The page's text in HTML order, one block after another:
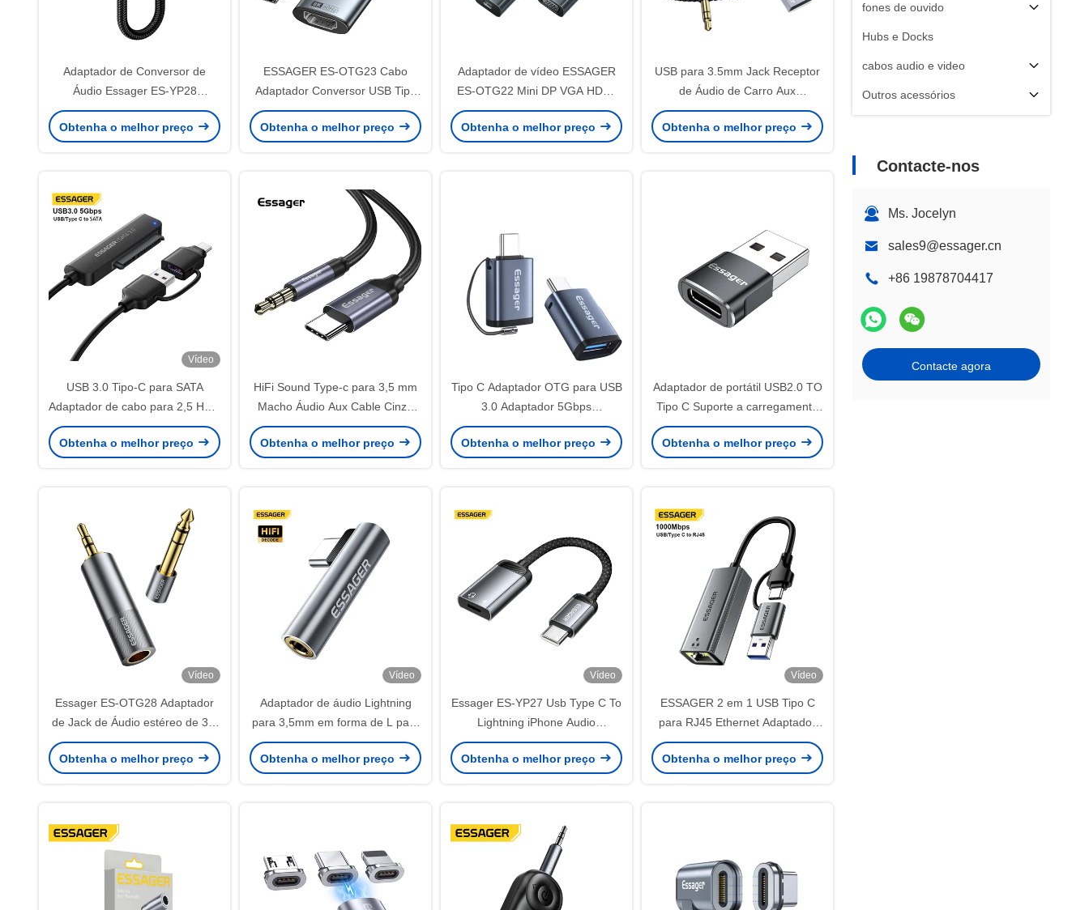
fones de ouvido
Hubs e Docks
cabos audio e video
Outros acessórios
Contacte-nos
Ms. Jocelyn
sales9@essager.cn
+86 19878704417
Contacte agora
Adaptador de Conversor de
Áudio Essager ES-YP28
Lightning USB Tipo C para
3,5mm
Obtenha o melhor preço
ESSAGER ES-OTG23 Cabo
Adaptador Conversor USB Tipo
C para HDMI 8K@60Hz
4K@30Hz
Obtenha o melhor preço
Adaptador de vídeo ESSAGER
ES-OTG22 Mini DP VGA HDMI
para USB Tipo C 8K 4K 1080P
60Hz 30Hz
Obtenha o melhor preço
USB para 3.5mm Jack Receptor
de Áudio de Carro Aux
Adaptador Kit de mãos livres
Bluetooth 5.0 BT Transmissor
Obtenha o melhor preço
Vídeo
USB 3.0 Tipo-C para SATA
Adaptador de cabo para 2,5 HDD
SSD 5Gbps
Obtenha o melhor preço
HiFi Sound Type-c para 3,5 mm
Macho Áudio Aux Cable Cinza
1m Para dispositivos Tipo C
Obtenha o melhor preço
Tipo C Adaptador OTG para USB
3.0 Adaptador 5Gbps
Transferência de dados
Adaptador OTG
Obtenha o melhor preço
Adaptador de portátil USB2.0 TO
Tipo C Suporte a carregamento
rápido 3A Transmissão de dados
Adaptador de tipo C
Obtenha o melhor preço
Vídeo
Essager ES-OTG28 Adaptador
de Jack de Áudio estéreo de 3,5
mm a 6,5 mm para amplificador
de guitarra de alto-falante
Obtenha o melhor preço
Vídeo
Adaptador de áudio Lightning
para 3,5mm em forma de L para
iPhone iOS Android
Obtenha o melhor preço
Vídeo
Essager ES-YP27 Usb Type C To
Lightning iPhone Audio
Converter Charger Adapter
Cable
Obtenha o melhor preço
Vídeo
ESSAGER 2 em 1 USB Tipo C
para RJ45 Ethernet Adaptador
1000Mbps
Obtenha o melhor preço